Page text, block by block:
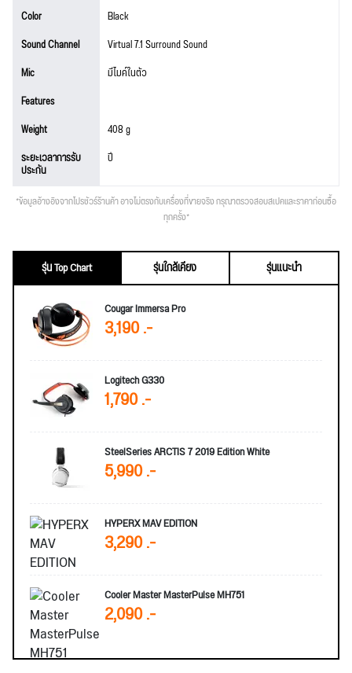
Color
Black
Sound Channel
Virtual 7.1 Surround Sound
Mic
มีไมค์ในตัว
Features
Weight
408 g
ระยะเวลาการรับ
ประกัน
ปี
*ข้อมูลอ้างอิงจากโปรชัวร์ร้านค้า อาจไม่ตรงกับเครื่องที่ขายจริง กรุณาตรวจสอบสเปคและราคาก่อนซื้อ
ทุกครั้ง*
รุ่น Top Chart รุ่นใกล้เคียง
รุ่นแนะนำ
Cougar Immersa Pro
3,190 .-
Logitech G330
1,790 .-
SteelSeries ARCTIS 7 2019 Edition White
5,990 .-
HYPERX MAV EDITION
3,290 .-
Cooler Master MasterPulse MH751
2,090 .-